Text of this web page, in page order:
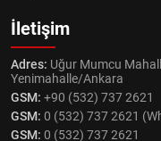
İletişim
Adres: Uğur Mumcu
Yenimahalle/Ankara
GSM: +90 (532) 737 2621
GSM: 0 (532) 737 2621
GSM: 0 (532) 737 2621